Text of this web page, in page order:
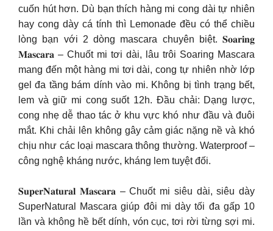
cuốn hút hơn. Dù bạn thích hàng mi cong dài tự nhiên
hay cong dày cá tính thì Lemonade đều có thể chiều
lòng bạn với 2 dòng mascara chuyên biệt. 𝐒𝐨𝐚𝐫𝐢𝐧𝐠
𝐌𝐚𝐬𝐜𝐚𝐫𝐚 – Chuốt mi tơi dài, lâu trôi Soaring Mascara
mang đến một hàng mi tơi dài, cong tự nhiên nhờ lớp
gel đa tầng bám dính vào mi. Không bị tình trạng bết,
lem và giữ mi cong suốt 12h. Đầu chải: Dạng lược,
cong nhẹ dễ thao tác ở khu vực khó như đầu và đuôi
mắt. Khi chải lên không gây cảm giác nặng nề và khó
chịu như các loại mascara thông thường. Waterproof –
công nghệ kháng nước, kháng lem tuyệt đối.
𝐒𝐮𝐩𝐞𝐫𝐍𝐚𝐭𝐮𝐫𝐚𝐥 𝐌𝐚𝐬𝐜𝐚𝐫𝐚 – Chuốt mi siêu dài, siêu dày
SuperNatural Mascara giúp đôi mi dày tối đa gấp 10
lần và không hề bết dính, vón cục, tơi rời từng sợi mi.